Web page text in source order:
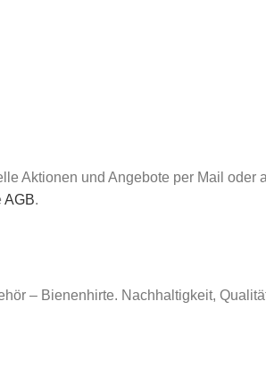
Aktionen und Angebote per Mail oder
AGB.
– Bienenhirte. Nachhaltigkeit,